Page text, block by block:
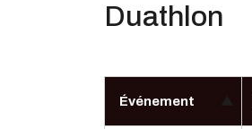
Duathlon
Événement